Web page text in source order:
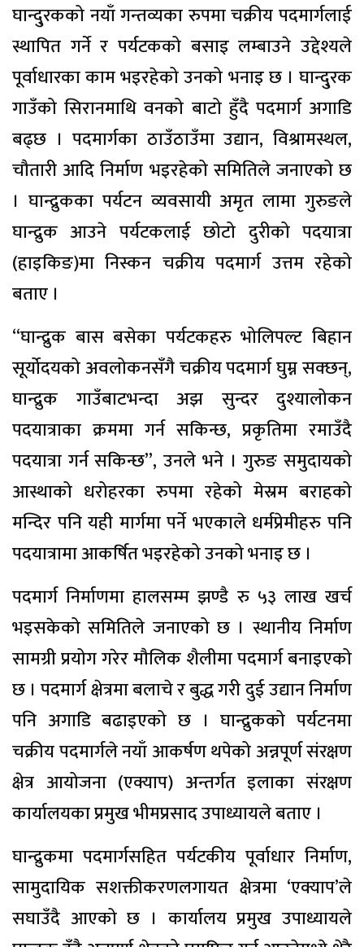
घान्दु्रकको नयाँ गन्तव्यका रुपमा चक्रीय पदमार्गलाई
स्थापित गर्ने र पर्यटकको बसाइ लम्बाउने उद्देश्यले
पूर्वाधारका काम भइरहेको उनको भनाइ छ । घान्दु्रक
गाउँको सिरानमाथि वनको बाटो हुँदै पदमार्ग अगाडि
बढ्छ । पदमार्गका ठाउँठाउँमा उद्यान, विश्रामस्थल,
चौतारी आदि निर्माण भइरहेको समितिले जनाएको छ
। घान्द्रुकका पर्यटन व्यवसायी अमृत लामा गुरुङले
घान्द्रुक आउने पर्यटकलाई छोटो दुरीको पदयात्रा
(हाइकिङ)मा निस्कन चक्रीय पदमार्ग उत्तम रहेको
बताए ।
“घान्द्रुक बास बसेका पर्यटकहरु भोलिपल्ट बिहान
सूर्योदयको अवलोकनसँगै चक्रीय पदमार्ग घुम्न सक्छन्,
घान्द्रुक गाउँबाटभन्दा अझ सुन्दर दुश्यालोकन
पदयात्राका क्रममा गर्न सकिन्छ, प्रकृतिमा रमाउँदै
पदयात्रा गर्न सकिन्छ”, उनले भने । गुरुङ समुदायको
आस्थाको धरोहरका रुपमा रहेको मेस्रम बराहको
मन्दिर पनि यही मार्गमा पर्ने भएकाले धर्मप्रेमीहरु पनि
पदयात्रामा आकर्षित भइरहेको उनको भनाइ छ ।
पदमार्ग निर्माणमा हालसम्म झण्डै रु ५३ लाख खर्च
भइसकेको समितिले जनाएको छ । स्थानीय निर्माण
सामग्री प्रयोग गरेर मौलिक शैलीमा पदमार्ग बनाइएको
छ । पदमार्ग क्षेत्रमा बलाचे र बुद्ध गरी दुई उद्यान निर्माण
पनि अगाडि बढाइएको छ । घान्द्रुकको पर्यटनमा
चक्रीय पदमार्गले नयाँ आकर्षण थपेको अन्नपूर्ण संरक्षण
क्षेत्र आयोजना (एक्याप) अन्तर्गत इलाका संरक्षण
कार्यालयका प्रमुख भीमप्रसाद उपाध्यायले बताए ।
घान्द्रुकमा पदमार्गसहित पर्यटकीय पूर्वाधार निर्माण,
सामुदायिक सशक्तीकरणलगायत क्षेत्रमा ‘एक्याप’ले
सघाउँदै आएको छ । कार्यालय प्रमुख उपाध्यायले